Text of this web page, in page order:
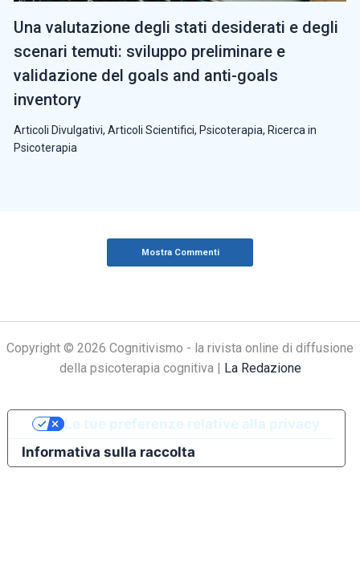
Una valutazione degli stati desiderati e degli
scenari temuti: sviluppo preliminare e
validazione del goals and anti-goals
inventory
Articoli Divulgativi, Articoli Scientifici, Psicoterapia, Ricerca in
Psicoterapia
Mostra Commenti
Copyright © 2026 Cognitivismo - la rivista online di diffusione
della psicoterapia cognitiva | La Redazione
Informativa sulla raccolta
Le tue preferenze relative alla privacy